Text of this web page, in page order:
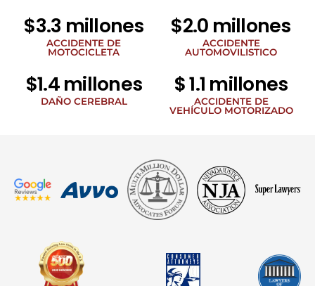
$3.3 millones
ACCIDENTE DE
MOTOCICLETA
$2.0 millones
ACCIDENTE
AUTOMOVILISTICO
$1.4 millones
DAÑO CEREBRAL
$ 1.1 millones
ACCIDENTE DE
VEHÍCULO MOTORIZADO